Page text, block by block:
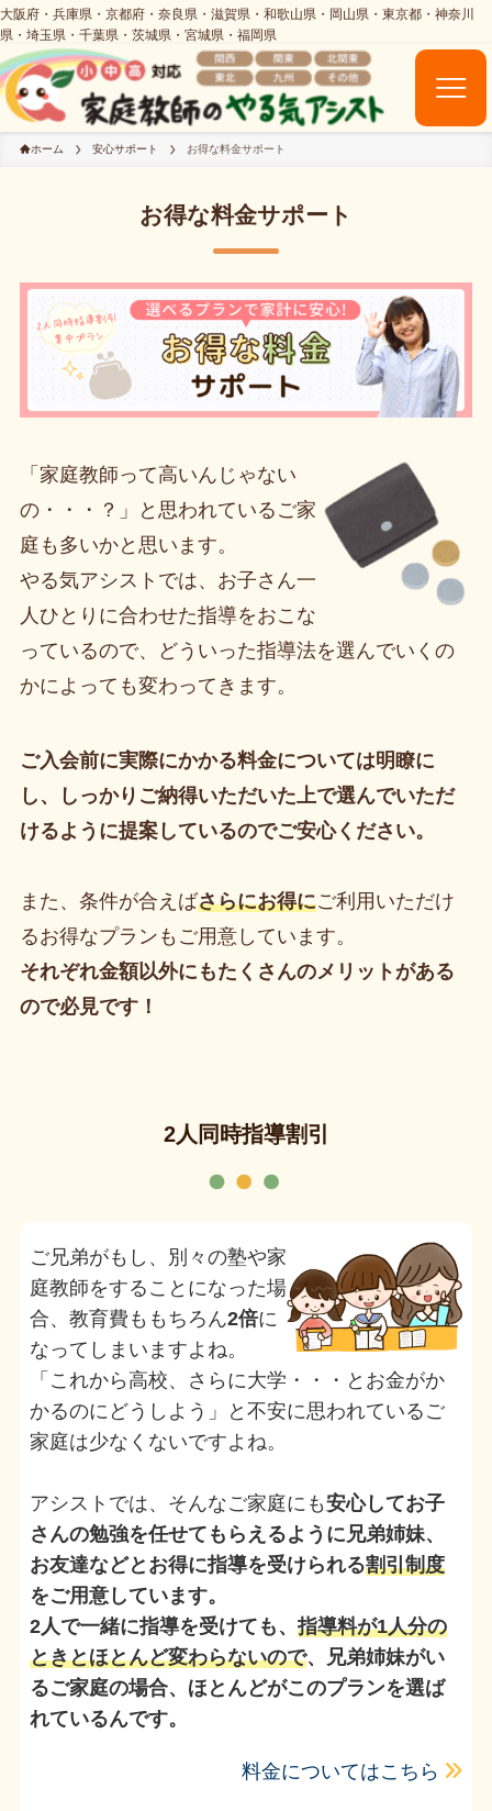
ホーム 安心サポート お得な料金サポート
お得な料金サポート
「家庭教師って高いんじゃない
の・・・？」と思われているご家
庭も多いかと思います。
やる気アシストでは、お子さん一
人ひとりに合わせた指導をおこな
っているので、どういった指導法を選んでいくの
かによっても変わってきます。
ご入会前に実際にかかる料金については明瞭に
し、しっかりご納得いただいた上で選んでいただ
けるように提案しているのでご安心ください。
また、条件が合えばさらにお得にご利用いただけ
るお得なプランもご用意しています。
それぞれ金額以外にもたくさんのメリットがある
ので必見です！
2人同時指導割引
ご兄弟がもし、別々の塾や家
庭教師をすることになった場
合、教育費ももちろん2倍に
なってしまいますよね。
「これから高校、さらに大学・・・とお金がか
かるのにどうしよう」と不安に思われているご
家庭は少なくないですよね。
アシストでは、そんなご家庭にも安心してお子
さんの勉強を任せてもらえるように兄弟姉妹、
お友達などとお得に指導を受けられる割引制度
をご用意しています。
2人で一緒に指導を受けても、 指導料が1人分の
ときとほとんど変わらないので、兄弟姉妹がい
るご家庭の場合、ほとんどがこのプランを選ば
れているんです。
料金についてはこちら